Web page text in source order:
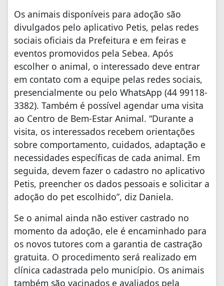
Os animais disponíveis para adoção são
divulgados pelo aplicativo Petis, pelas redes
sociais oficiais da Prefeitura e em feiras e
eventos promovidos pela Sebea. Após
escolher o animal, o interessado deve entrar
em contato com a equipe pelas redes sociais,
presencialmente ou pelo WhatsApp (44 99118-
3382). Também é possível agendar uma visita
ao Centro de Bem-Estar Animal. “Durante a
visita, os interessados recebem orientações
sobre comportamento, cuidados, adaptação e
necessidades específicas de cada animal. Em
seguida, devem fazer o cadastro no aplicativo
Petis, preencher os dados pessoais e solicitar a
adoção do pet escolhido”, diz Daniela.
Se o animal ainda não estiver castrado no
momento da adoção, ele é encaminhado para
os novos tutores com a garantia de castração
gratuita. O procedimento será realizado em
clínica cadastrada pelo município. Os animais
também são vacinados e avaliados pela